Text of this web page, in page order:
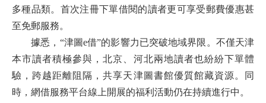
多種品類。首次注冊下單借閱的讀者更可享受郵費優惠甚
至免郵服務。
據悉，“津圖e借”的影響力已突破地域界限。不僅天津
本市讀者積極參與，北京、河北兩地讀者也紛紛下單體
驗，跨越距離阻隔，共享天津圖書館優質館藏資源。同
時，網借服務平台線上開展的福利活動仍在持續進行中。